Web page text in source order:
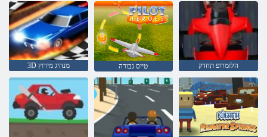
3D מנהיג מירוץ טייס גבורה הלומרופ תחדק